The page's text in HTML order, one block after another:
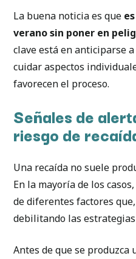
La buena noticia es que
verano sin poner en
clave está en anticiparse
cuidar aspectos
favorecen el proceso.
Señales de
riesgo de
Una recaída no suele
En la mayoría de los
de diferentes factores
debilitando las
Antes de que se produzca